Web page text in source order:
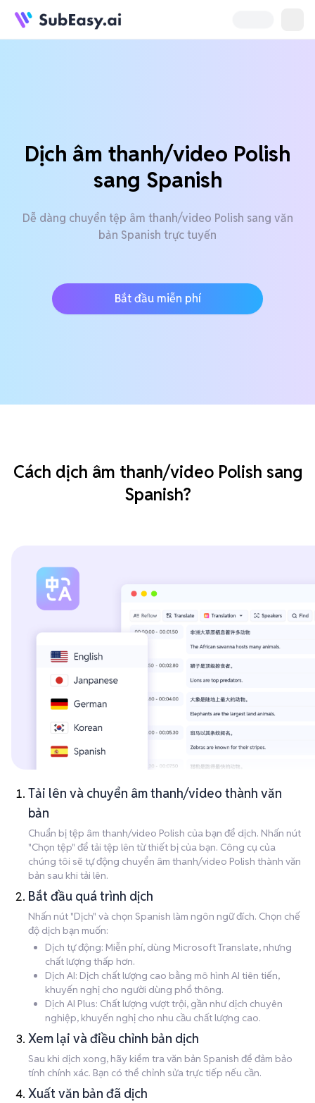
Dịch âm thanh/video Polish
sang Spanish
Dễ dàng chuyển tệp âm thanh/video Polish sang văn
bản Spanish trực tuyến
Bắt đầu miễn phí
Cách dịch âm thanh/video Polish sang
Spanish?
Tải lên và chuyển âm thanh/video thành văn
bản
Chuẩn bị tệp âm thanh/video Polish của bạn để dịch. Nhấn nút
"Chọn tệp" để tải tệp lên từ thiết bị của bạn. Công cụ của
chúng tôi sẽ tự động chuyển âm thanh/video Polish thành văn
bản sau khi tải lên.
Bắt đầu quá trình dịch
Nhấn nút "Dịch" và chọn Spanish làm ngôn ngữ đích. Chọn chế
độ dịch bạn muốn:
Dịch tự động: Miễn phí, dùng Microsoft Translate, nhưng
chất lượng thấp hơn.
Dịch AI: Dịch chất lượng cao bằng mô hình AI tiên tiến,
khuyến nghị cho người dùng phổ thông.
Dịch AI Plus: Chất lượng vượt trội, gần như dịch chuyên
nghiệp, khuyến nghị cho nhu cầu chất lượng cao.
Xem lại và điều chỉnh bản dịch
Sau khi dịch xong, hãy kiểm tra văn bản Spanish để đảm bảo
tính chính xác. Bạn có thể chỉnh sửa trực tiếp nếu cần.
Xuất văn bản đã dịch